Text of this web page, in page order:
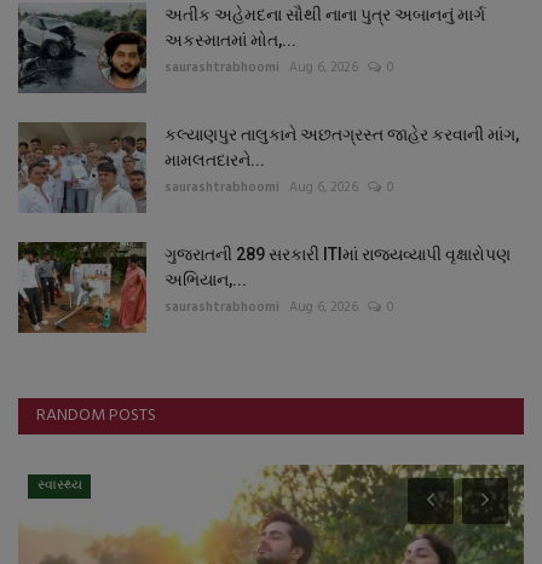
અતીક અહેમદના સૌથી નાના પુત્ર અબાનનું માર્ગ
અકસ્માતમાં મોત,...
saurashtrabhoomi Aug 6, 2026 0
કલ્યાણપુર તાલુકાને અછતગ્રસ્ત જાહેર કરવાની માંગ,
મામલતદારને...
saurashtrabhoomi Aug 6, 2026 0
ગુજરાતની 289 સરકારી ITIમાં રાજ્યવ્યાપી વૃક્ષારોપણ
અભિયાન,...
saurashtrabhoomi Aug 6, 2026 0
RANDOM POSTS
સ્વાસ્થ્ય